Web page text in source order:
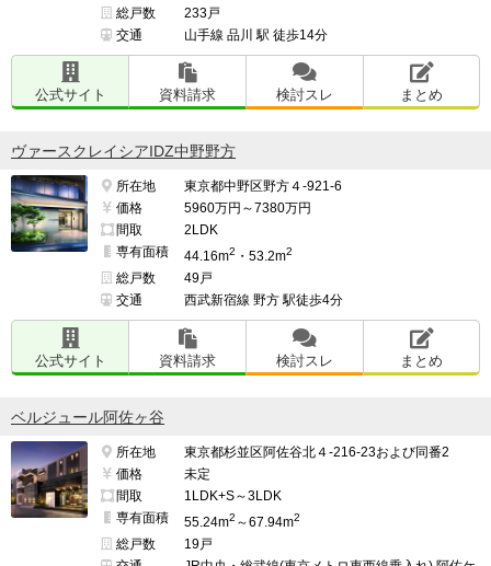
総戸数
233戸
交通
山手線 品川 駅 徒歩14分
公式サイト 資料請求 検討スレ まとめ
ヴァースクレイシアIDZ中野野方
所在地
東京都中野区野方４-921-6
価格
5960万円～7380万円
間取
2LDK
専有面積
44.16m2 ・53.2m2
総戸数
49戸
交通
西武新宿線 野方 駅徒歩4分
公式サイト 資料請求 検討スレ まとめ
ベルジュール阿佐ヶ谷
所在地
東京都杉並区阿佐谷北４-216-23および同番2
価格
未定
間取
1LDK+S～3LDK
専有面積
55.24m2 ～67.94m2
総戸数
19戸